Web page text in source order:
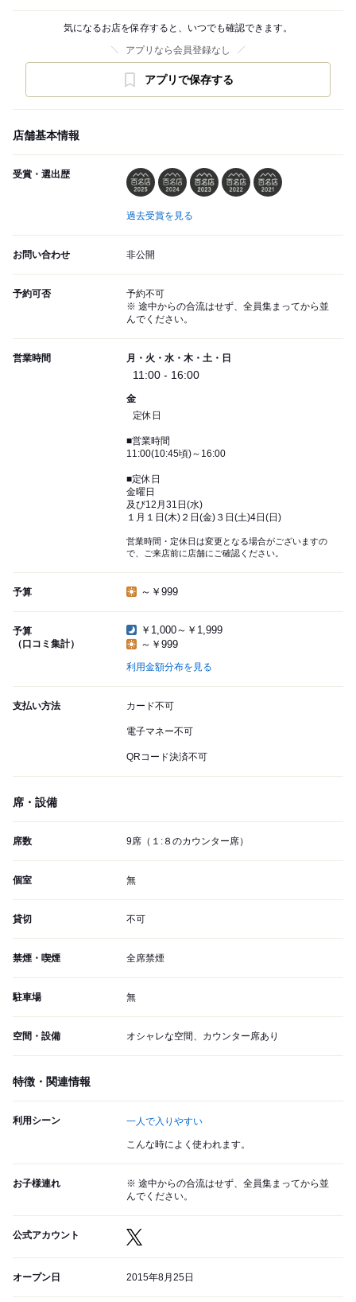
気になるお店を保存すると、いつでも確認できます。
アプリなら会員登録なし
アプリで保存する
店舗基本情報
受賞・選出歴
過去受賞を見る
お問い合わせ 非公開
予約可否
予約不可
※ 途中からの合流はせず、全員集まってから並
んでください。
営業時間 月・火・水・木・土・日
11:00 - 16:00
金
定休日
■営業時間
11:00(10:45頃)～16:00
■定休日
金曜日
及び12月31日(水)
１月１日(木)２日(金)３日(土)4日(日)
営業時間・定休日は変更となる場合がございますの
で、ご来店前に店舗にご確認ください。
予算 ～￥999
予算
（口コミ集計）
￥1,000～￥1,999
～￥999
利用金額分布を見る
支払い方法 カード不可
電子マネー不可
QRコード決済不可
席・設備
席数 9席（１:８のカウンター席）
個室 無
貸切 不可
禁煙・喫煙 全席禁煙
駐車場 無
空間・設備 オシャレな空間、カウンター席あり
特徴・関連情報
利用シーン 一人で入りやすい
こんな時によく使われます。
お子様連れ
※ 途中からの合流はせず、全員集まってから並
んでください。
公式アカウント
オープン日 2015年8月25日